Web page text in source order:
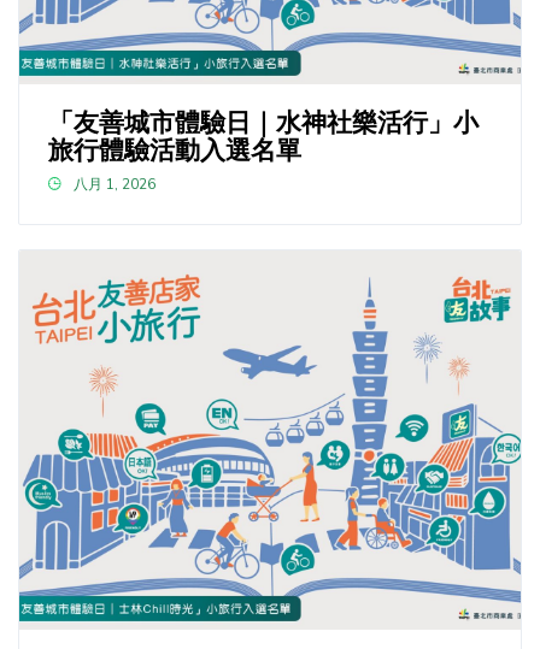
「友善城市體驗日｜水神社樂活行」小
旅行體驗活動入選名單
八月 1, 2026